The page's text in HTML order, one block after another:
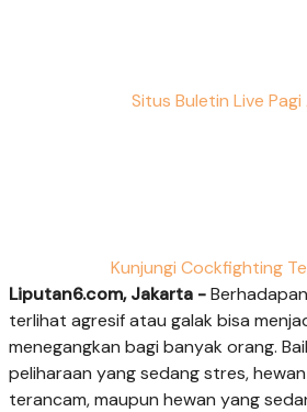
Situs Buletin Live
Kunjungi Cockfighting
Liputan6.com, Jakarta -
terlihat agresif atau galak bisa
menegangkan bagi banyak orang.
peliharaan yang sedang stres,
terancam, maupun hewan yang